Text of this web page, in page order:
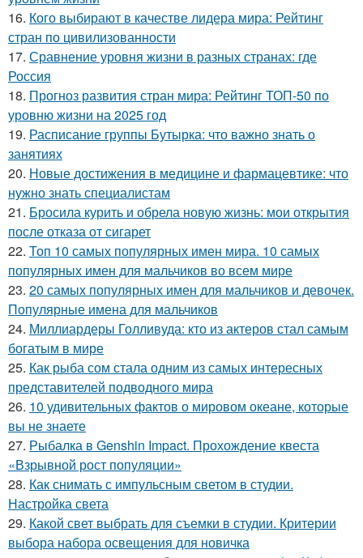
16. Кого выбирают в качестве лидера мира: Рейтинг
стран по цивилизованности
17. Сравнение уровня жизни в разных странах: где
Россия
18. Прогноз развития стран мира: Рейтинг ТОП-50 по
уровню жизни на 2025 год
19. Расписание группы Бутырка: что важно знать о
занятиях
20. Новые достижения в медицине и фармацевтике: что
нужно знать специалистам
21. Бросила курить и обрела новую жизнь: мои открытия
после отказа от сигарет
22. Топ 10 самых популярных имен мира. 10 самых
популярных имен для мальчиков во всем мире
23. 20 самых популярных имен для мальчиков и девочек.
Популярные имена для мальчиков
24. Миллиардеры Голливуда: кто из актеров стал самым
богатым в мире
25. Как рыба сом стала одним из самых интересных
представителей подводного мира
26. 10 удивительных фактов о мировом океане, которые
вы не знаете
27. Рыбалка в Genshin Impact. Прохождение квеста
«Взрывной рост популяции»
28. Как снимать с импульсным светом в студии.
Настройка света
29. Какой свет выбрать для съемки в студии. Критерии
выбора набора освещения для новичка